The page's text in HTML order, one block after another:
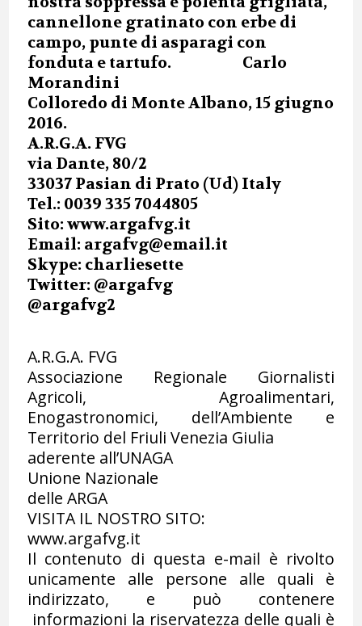
cannellone gratinato con erbe di
campo, punte di asparagi con
fonduta e tartufo. Carlo
Morandini
Colloredo di Monte Albano, 15 giugno
2016.
A.R.G.A. FVG
via Dante, 80/2
33037 Pasian di Prato (Ud) Italy
Tel.: 0039 335 7044805
Sito: www.argafvg.it
Email: argafvg@email.it
Skype: charliesette
Twitter: @argafvg
@argafvg2
A.R.G.A. FVG
Associazione Regionale Giornalisti
Agricoli, Agroalimentari,
Enogastronomici, dell’Ambiente e
Territorio del Friuli Venezia Giulia
aderente all’UNAGA
Unione Nazionale
delle ARGA
VISITA IL NOSTRO SITO:
www.argafvg.it
Il contenuto di questa e-mail è rivolto
unicamente alle persone alle quali è
indirizzato, e può contenere
informazioni la riservatezza delle quali è